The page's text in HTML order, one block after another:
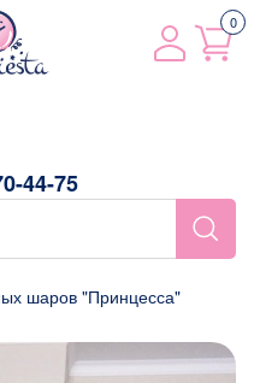
44-75
0
шаров "Принцесса"